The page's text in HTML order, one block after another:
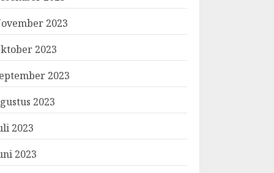
2023
2023
2023
2023
2023
2023